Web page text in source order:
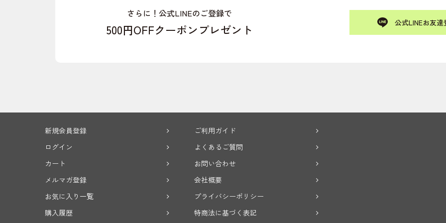
さらに！公式LINEのご登録で
500円OFFクーポンプレゼント 公式LINEお友達
新規会員登録
ご利用ガイド
ログイン
よくあるご質問
カート
お問い合わせ
メルマガ登録
会社概要
お気に入り一覧
プライバシーポリシー
購入履歴
特商法に基づく表記